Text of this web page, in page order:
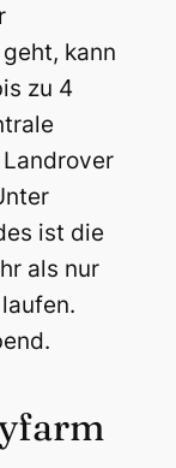
kann
zu 4
ist die
als nur